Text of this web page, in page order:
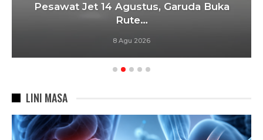
Pesawat Jet 14 Agustus, Garuda Buka
Rute…
8 Agu 2026
LINI MASA